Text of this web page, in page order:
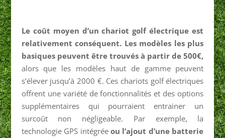
Le coût moyen d’un chariot golf électrique est
relativement conséquent. Les modèles les plus
basiques peuvent être trouvés à partir de 500€,
alors que les modèles haut de gamme peuvent
s’élever jusqu’à 2000 €. Ces chariots golf électriques
offrent une variété de fonctionnalités et des options
supplémentaires qui pourraient entrainer un
surcoût non négligeable. Par exemple, la
technologie GPS intégrée ou l’ajout d’une batterie